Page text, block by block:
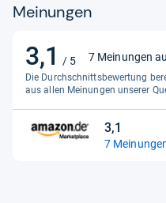
Meinungen
3,1 / 5
3,1
von
5
Sternen
7 Meinungen
Die Durchschnittsbewertung
aus allen Meinungen unserer
3,1
3,1
von
7